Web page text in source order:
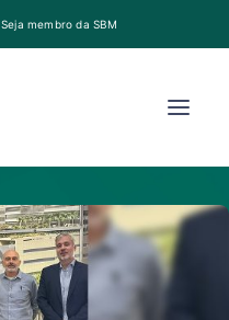
Seja membro da SBM